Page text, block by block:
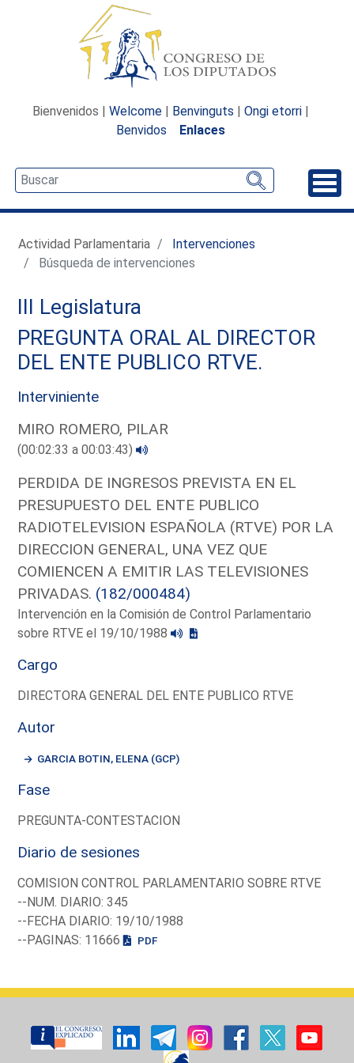
Bienvenidos | Welcome | Benvinguts | Ongi etorri |
Benvidos
Enlaces
Actividad Parlamentaria
Intervenciones
Búsqueda de intervenciones
III Legislatura
PREGUNTA ORAL AL DIRECTOR
DEL ENTE PUBLICO RTVE.
Interviniente
MIRO ROMERO, PILAR
(00:02:33 a 00:03:43)
PERDIDA DE INGRESOS PREVISTA EN EL
PRESUPUESTO DEL ENTE PUBLICO
RADIOTELEVISION ESPAÑOLA (RTVE) POR LA
DIRECCION GENERAL, UNA VEZ QUE
COMIENCEN A EMITIR LAS TELEVISIONES
PRIVADAS. (182/000484)
Intervención en la Comisión de Control Parlamentario
sobre RTVE el 19/10/1988
Cargo
DIRECTORA GENERAL DEL ENTE PUBLICO RTVE
Autor
GARCIA BOTIN, ELENA (GCP)
Fase
PREGUNTA-CONTESTACION
Diario de sesiones
COMISION CONTROL PARLAMENTARIO SOBRE RTVE
--NUM. DIARIO: 345
--FECHA DIARIO: 19/10/1988
--PAGINAS: 11666
PDF